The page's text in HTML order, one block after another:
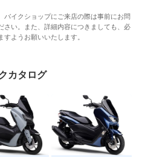
バイクショップにご来店の際は事前にお問
さい。また、詳細内容につきましても、必
ようお願いいたします。
カタログ